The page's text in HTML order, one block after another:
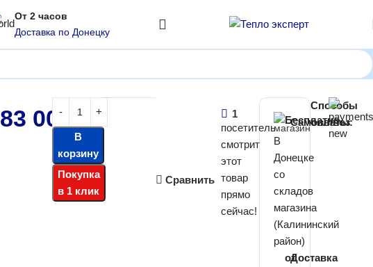
От 2 часов
Доставка по Донецку
83 000₽
В
корзину
Покупка
в 1 клик
Сравнить
1
посетитель
смотрит
этот
товар
прямо
сейчас!
Самовывоз
В
Донецке
со
складов
магазина
(Калининский
район)
Бесплатно
Доставка
от
Способы
оплаты: